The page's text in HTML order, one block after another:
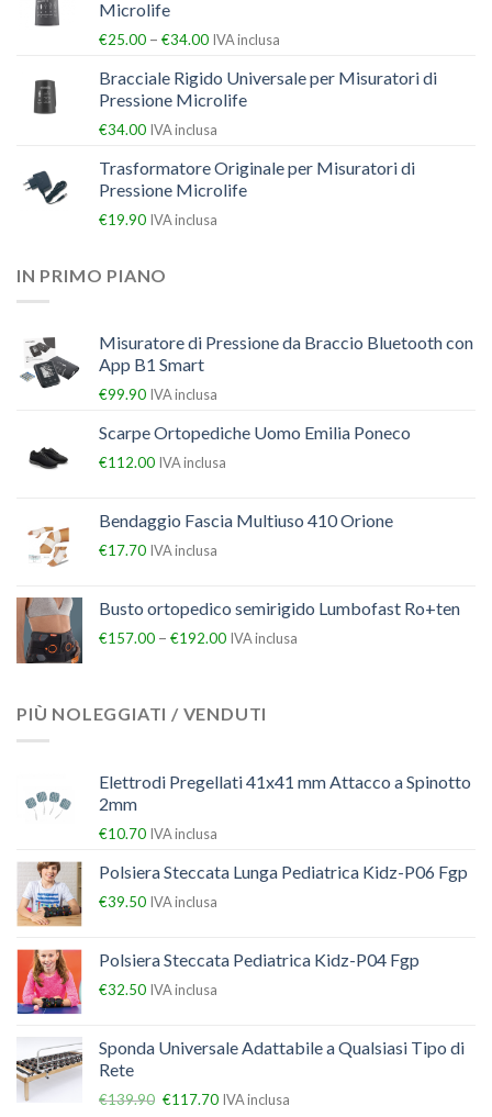
Microlife
€25.00 – €34.00 IVA inclusa
Bracciale Rigido Universale per Misuratori di
Pressione Microlife
€34.00 IVA inclusa
Trasformatore Originale per Misuratori di
Pressione Microlife
€19.90 IVA inclusa
IN PRIMO PIANO
Misuratore di Pressione da Braccio Bluetooth con
App B1 Smart
€99.90 IVA inclusa
Scarpe Ortopediche Uomo Emilia Poneco
€112.00 IVA inclusa
Bendaggio Fascia Multiuso 410 Orione
€17.70 IVA inclusa
Busto ortopedico semirigido Lumbofast Ro+ten
€157.00 – €192.00 IVA inclusa
PIÙ NOLEGGIATI / VENDUTI
Elettrodi Pregellati 41x41 mm Attacco a Spinotto
2mm
€10.70 IVA inclusa
Polsiera Steccata Lunga Pediatrica Kidz-P06 Fgp
€39.50 IVA inclusa
Polsiera Steccata Pediatrica Kidz-P04 Fgp
€32.50 IVA inclusa
Sponda Universale Adattabile a Qualsiasi Tipo di
Rete
€139.90 €117.70 IVA inclusa